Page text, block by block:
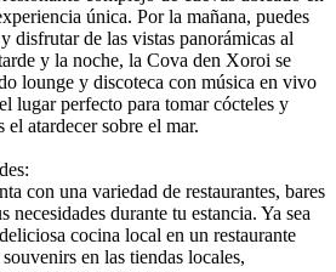
única. Por la mañana, puedes
disfrutar de las vistas panorámicas al
y la noche, la Cova den Xoroi se
lounge y discoteca con música en vivo
lugar perfecto para tomar cócteles y
atardecer sobre el mar.
con una variedad de restaurantes, bares
necesidades durante tu estancia. Ya sea
cocina local en un restaurante
en las tiendas locales,